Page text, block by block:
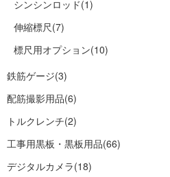
シンシンロッド(1)
伸縮標尺(7)
標尺用オプション(10)
鉄筋ゲージ(3)
配筋撮影用品(6)
トルクレンチ(2)
工事用黒板・黒板用品(66)
デジタルカメラ(18)